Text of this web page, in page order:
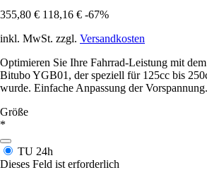
355,80 € 118,16 € -67%
inkl. MwSt. zzgl. Versandkosten
Optimieren Sie Ihre Fahrrad-Leistung mit
Bitubo YGB01, der speziell für 125cc bis
wurde. Einfache Anpassung der Vorspannung.
Größe
*
TU 24h
Dieses Feld ist erforderlich